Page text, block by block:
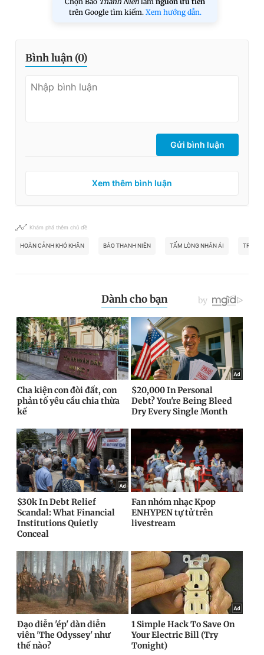
trên Google tìm kiếm. Xem hướng dẫn.
Bình luận (0)
Gửi bình luận
Xem thêm bình luận
Khám phá thêm chủ đề
HOÀN CẢNH KHÓ KHĂN BÁO THANH NIÊN TẤM LÒNG NHÂN ÁI TRAO